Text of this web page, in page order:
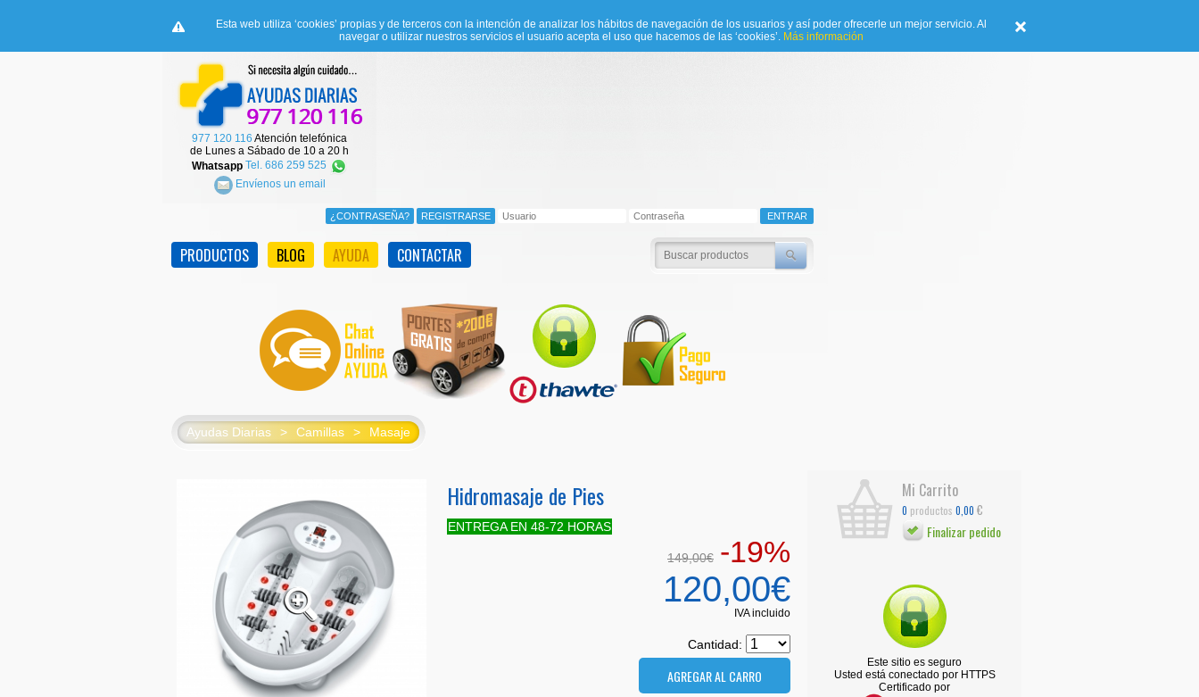
Esta web utiliza ‘cookies’ propias y de terceros con la intención de analizar los hábitos de navegación de los usuarios y así poder ofrecerle un mejor servicio. Al
navegar o utilizar nuestros servicios el usuario acepta el uso que hacemos de las ‘cookies’. Más información
977 120 116 Atención telefónica
de Lunes a Sábado de 10 a 20 h
Whatsapp Tel. 686 259 525
Envíenos un email
PRODUCTOS BLOG AYUDA CONTACTAR
Ayudas Diarias > Camillas > Masaje
Hidromasaje de Pies
ENTREGA EN 48-72 HORAS
149,00€ -19%
120,00€
IVA incluido
Cantidad:
Mi Carrito
0 productos 0,00 €
Finalizar pedido
Este sitio es seguro
Usted está conectado por HTTPS
Certificado por